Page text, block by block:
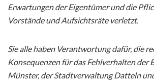
Erwartungen der Eigentümer und die
Vorstände und Aufsichtsräte verletzt.
Sie alle haben Verantwortung dafür, die
Konsequenzen für das Fehlverhalten der
Münster, der Stadtverwaltung Datteln